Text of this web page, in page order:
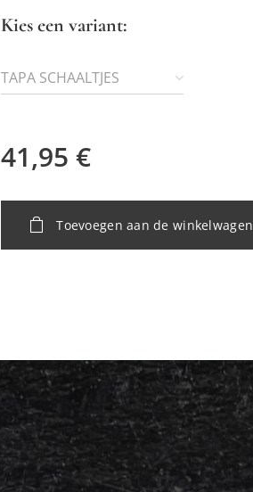
Kies een variant:
TAPA SCHAALTJES
41,95 €
Toevoegen aan de winkelwagen